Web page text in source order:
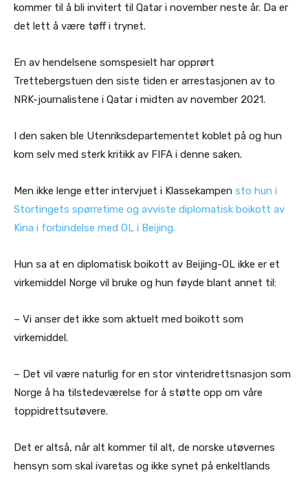
kommer til å bli invitert til Qatar i november neste år. Da er
det lett å være tøff i trynet.
En av hendelsene somspesielt har opprørt
Trettebergstuen den siste tiden er arrestasjonen av to
NRK-journalistene i Qatar i midten av november 2021.
I den saken ble Utenriksdepartementet koblet på og hun
kom selv med sterk kritikk av FIFA i denne saken.
Men ikke lenge etter intervjuet i Klassekampen sto hun i
Stortingets spørretime og avviste diplomatisk boikott av
Kina i forbindelse med OL i Beijing.
Hun sa at en diplomatisk boikott av Beijing-OL ikke er et
virkemiddel Norge vil bruke og hun føyde blant annet til:
– Vi anser det ikke som aktuelt med boikott som
virkemiddel.
– Det vil være naturlig for en stor vinteridrettsnasjon som
Norge å ha tilstedeværelse for å støtte opp om våre
toppidrettsutøvere.
Det er altså, når alt kommer til alt, de norske utøvernes
hensyn som skal ivaretas og ikke synet på enkeltlands